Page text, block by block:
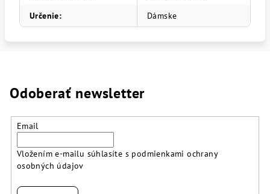
Určenie: Dámske
Odoberať newsletter
Email
Vložením e-mailu súhlasíte s podmienkami ochrany
osobných údajov